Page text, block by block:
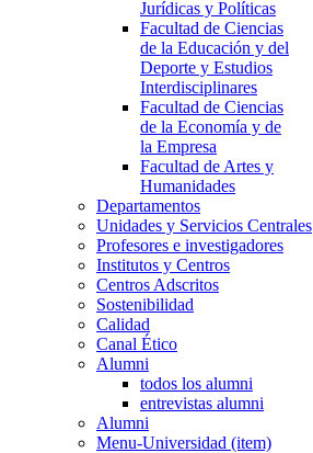
Jurídicas y Políticas
Facultad de Ciencias
de la Educación y del
Deporte y Estudios
Interdisciplinares
Facultad de Ciencias
de la Economía y de
la Empresa
Facultad de Artes y
Humanidades
Departamentos
Unidades y Servicios Centrales
Profesores e investigadores
Institutos y Centros
Centros Adscritos
Sostenibilidad
Calidad
Canal Ético
Alumni
todos los alumni
entrevistas alumni
Alumni
Menu-Universidad (item)